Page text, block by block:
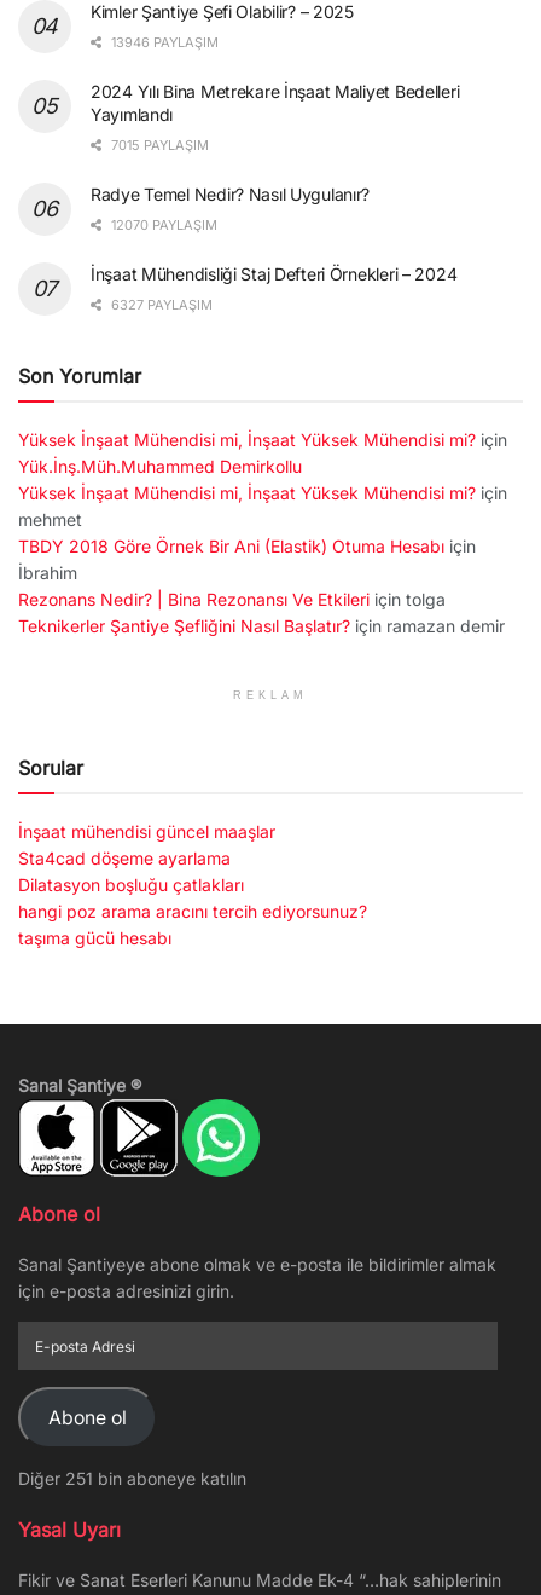
Kimler Şantiye Şefi Olabilir? – 2025
13946 PAYLAŞIM
2024 Yılı Bina Metrekare İnşaat Maliyet Bedelleri
Yayımlandı
7015 PAYLAŞIM
Radye Temel Nedir? Nasıl Uygulanır?
12070 PAYLAŞIM
İnşaat Mühendisliği Staj Defteri Örnekleri – 2024
6327 PAYLAŞIM
Son Yorumlar
Yüksek İnşaat Mühendisi mi, İnşaat Yüksek Mühendisi mi? için
Yük.İnş.Müh.Muhammed Demirkollu
Yüksek İnşaat Mühendisi mi, İnşaat Yüksek Mühendisi mi? için
mehmet
TBDY 2018 Göre Örnek Bir Ani (Elastik) Otuma Hesabı için
İbrahim
Rezonans Nedir? | Bina Rezonansı Ve Etkileri için tolga
Teknikerler Şantiye Şefliğini Nasıl Başlatır? için ramazan demir
REKLAM
Sorular
İnşaat mühendisi güncel maaşlar
Sta4cad döşeme ayarlama
Dilatasyon boşluğu çatlakları
hangi poz arama aracını tercih ediyorsunuz?
taşıma gücü hesabı
Sanal Şantiye ®
Abone ol
Sanal Şantiyeye abone olmak ve e-posta ile bildirimler almak
için e-posta adresinizi girin.
posta
Adresi
Abone ol
Diğer 251 bin aboneye katılın
Yasal Uyarı
Fikir ve Sanat Eserleri Kanunu Madde Ek-4 “…hak sahiplerinin